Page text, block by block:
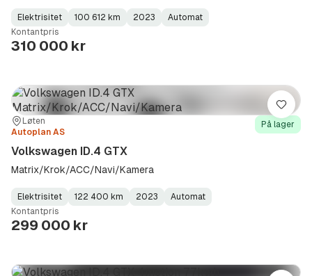
Fuel
Type:
Elektrisitet
Kilometerstand :
100 612 km
Model
Year:
2023
Gearbox
Type:
Automat
Kontantpris
310 000 kr
Sted:
Løten
Forhandler:
Autoplan AS
På lager
Volkswagen ID.4 GTX
Matrix/Krok/ACC/Navi/Kamera
Fuel
Type:
Elektrisitet
Kilometerstand :
122 400 km
Model
Year:
2023
Gearbox
Type:
Automat
Kontantpris
299 000 kr
Lagre